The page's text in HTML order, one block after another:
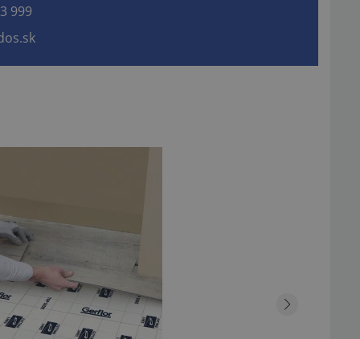
999